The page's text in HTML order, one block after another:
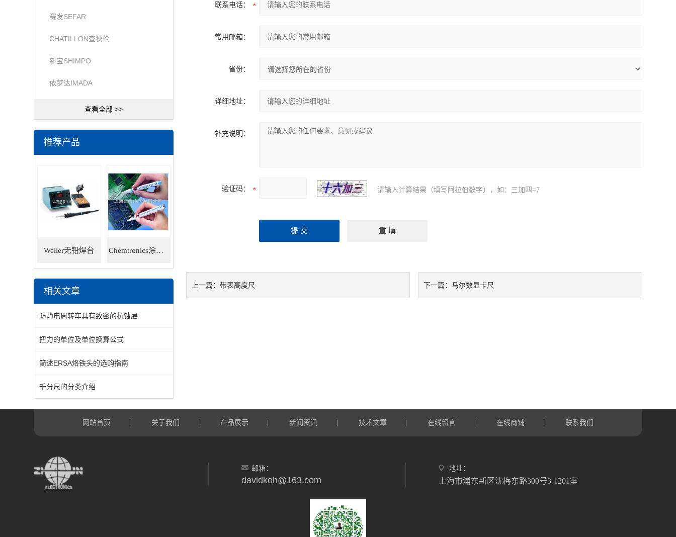
赛发SEFAR
CHATILLON查狄伦
新宝SHIMPO
依梦达IMADA
查看全部 >>
推荐产品
Weller无铅焊台 Chemtronics涂层笔
相关文章
防静电周转车具有致密的抗蚀层
扭力的单位及单位换算公式
简述ERSA烙铁头的选购指南
千分尺的分类介绍
联系电话：
常用邮箱：
省份：
详细地址：
补充说明：
验证码： 请输入计算结果（填写阿拉伯数字），如：三加四=7
上一篇： 带表高度尺 下一篇：马尔数显卡尺
网站首页 关于我们 产品展示 新闻资讯 技术文章 在线留言 在线商铺 联系我们
邮箱：
davidkoh@163.com
地址：
上海市浦东新区沈梅东路300号3-1201室